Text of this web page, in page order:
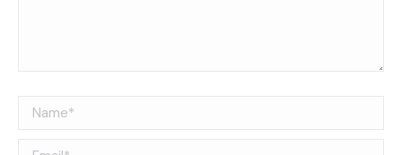
Name *
Email *